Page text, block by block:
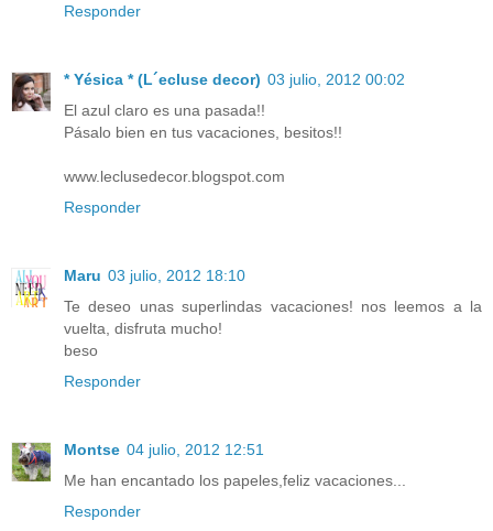
Responder
* Yésica * (L´ecluse decor) 03 julio, 2012 00:02
El azul claro es una pasada!!
Pásalo bien en tus vacaciones, besitos!!
www.leclusedecor.blogspot.com
Responder
Maru 03 julio, 2012 18:10
Te deseo unas superlindas vacaciones! nos leemos a la
vuelta, disfruta mucho!
beso
Responder
Montse 04 julio, 2012 12:51
Me han encantado los papeles,feliz vacaciones...
Responder